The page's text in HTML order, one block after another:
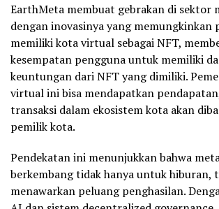
EarthMeta membuat gebrakan di sektor
dengan inovasinya yang memungkinkan
memiliki kota virtual sebagai NFT,
kesempatan pengguna untuk memiliki
keuntungan dari NFT yang dimiliki.
virtual ini bisa mendapatkan
transaksi dalam ekosistem kota akan
pemilik kota.
Pendekatan ini menunjukkan bahwa
berkembang tidak hanya untuk hiburan,
menawarkan peluang penghasilan.